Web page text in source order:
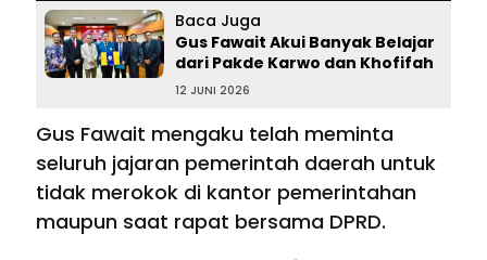
Baca Juga
Gus Fawait Akui Banyak Belajar
dari Pakde Karwo dan Khofifah
12 JUNI 2026
Gus Fawait mengaku telah meminta
seluruh jajaran pemerintah daerah untuk
tidak merokok di kantor pemerintahan
maupun saat rapat bersama DPRD.